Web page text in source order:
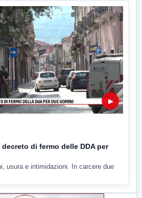
▶
di fermo delle DDA per
usura e intimidazioni. In carcere due